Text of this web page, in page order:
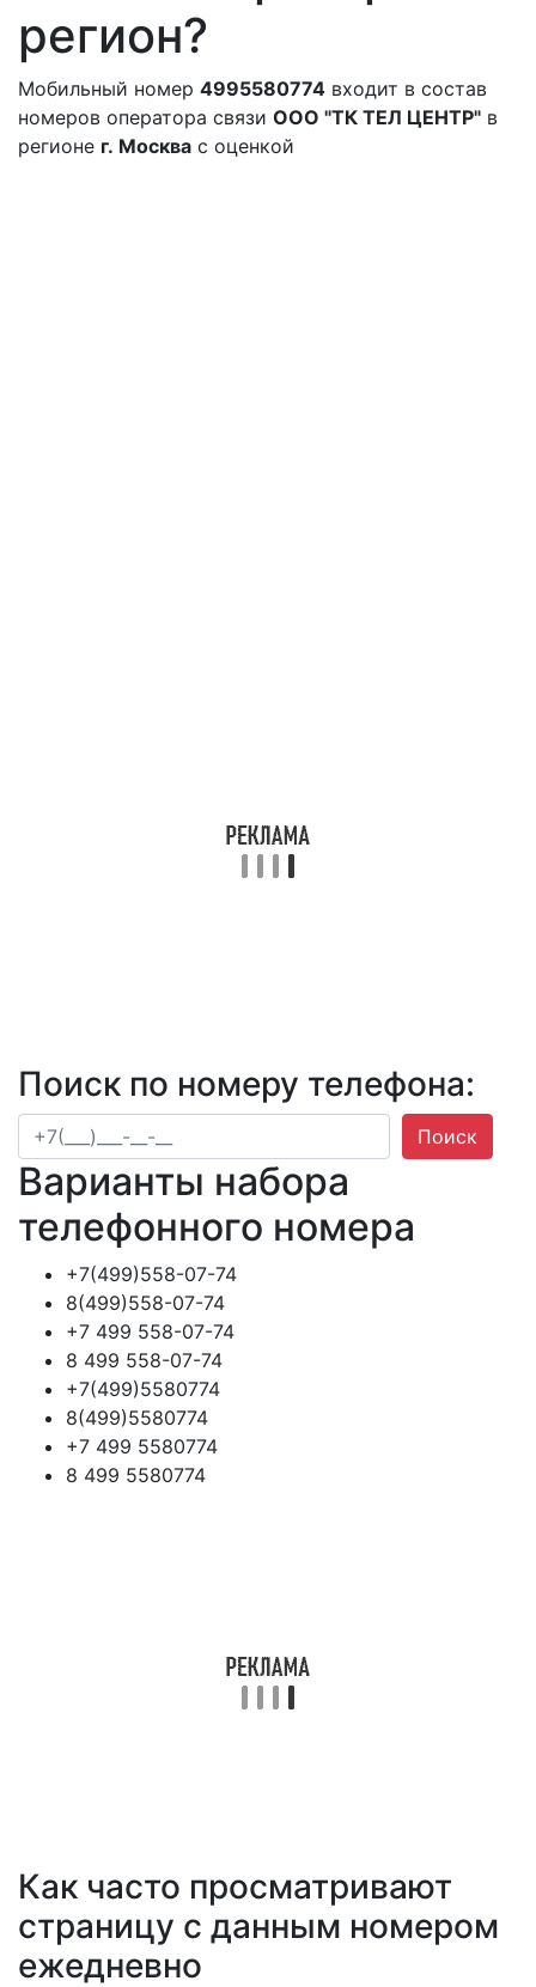
регион?
Мобильный номер 4995580774 входит в состав
номеров оператора связи ООО "ТК ТЕЛ ЦЕНТР" в
регионе г. Москва с оценкой
Поиск по номеру телефона:
Поиск
Варианты набора
телефонного номера
+7(499)558-07-74
8(499)558-07-74
+7 499 558-07-74
8 499 558-07-74
+7(499)5580774
8(499)5580774
+7 499 5580774
8 499 5580774
Как часто просматривают
страницу с данным номером
ежедневно